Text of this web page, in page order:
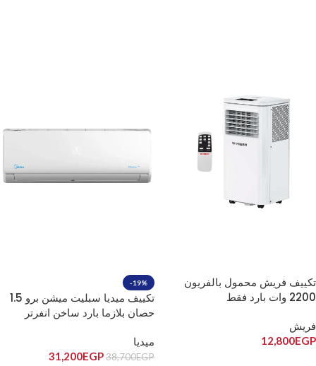
تكييف فريش محمول بالفريون
2200 وات بارد فقط
فريش
12,800EGP
-19%
تكييف ميديا سبليت ميشن برو 1.5
حصان بلازما بارد ساخن انفرتر
ميديا
38,700EGP
31,200EGP